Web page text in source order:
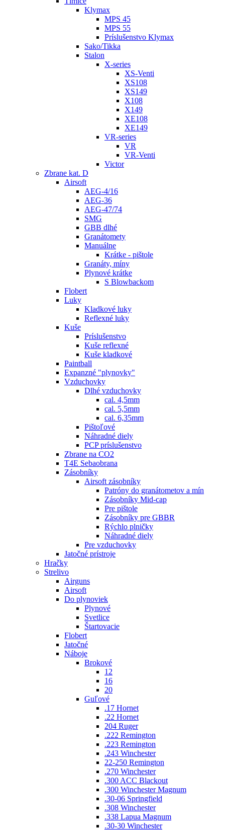
Klymax
MPS 45
MPS 55
Príslušenstvo Klymax
Sako/Tikka
Stalon
X-series
XS-Venti
XS108
XS149
X108
X149
XE108
XE149
VR-series
VR
VR-Venti
Victor
Zbrane kat. D
Airsoft
AEG-4/16
AEG-36
AEG-47/74
SMG
GBB dlhé
Granátomety
Manuálne
Krátke - pištole
Granáty, míny
Plynové krátke
S Blowbackom
Flobert
Luky
Kladkové luky
Reflexné luky
Kuše
Príslušenstvo
Kuše reflexné
Kuše kladkové
Paintball
Expanzné "plynovky"
Vzduchovky
Dlhé vzduchovky
cal. 4,5mm
cal. 5,5mm
cal. 6,35mm
Pištoľové
Náhradné diely
PCP príslušenstvo
Zbrane na CO2
T4E Sebaobrana
Zásobníky
Airsoft zásobníky
Patróny do granátometov a mín
Zásobníky Mid-cap
Pre pištole
Zásobníky pre GBBR
Rýchlo plničky
Náhradné diely
Pre vzduchovky
Jatočné prístroje
Hračky
Strelivo
Airguns
Airsoft
Do plynoviek
Plynové
Svetlice
Štartovacie
Flobert
Jatočné
Náboje
Brokové
12
16
20
Guľové
.17 Hornet
.22 Hornet
204 Ruger
.222 Remington
.223 Remington
.243 Winchester
22-250 Remington
.270 Winchester
.300 ACC Blackout
.300 Winchester Magnum
.30-06 Springfield
.308 Winchester
.338 Lapua Magnum
.30-30 Winchester